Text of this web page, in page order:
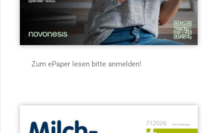
Zum ePaper lesen bitte anmelden!